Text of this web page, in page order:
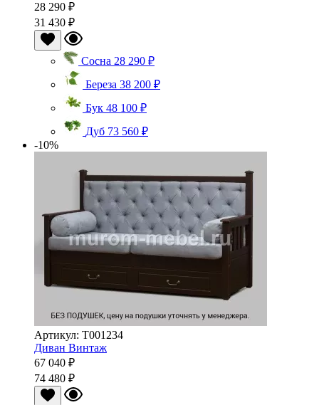
28 290 ₽
31 430 ₽
Сосна 28 290 ₽
Береза 38 200 ₽
Бук 48 100 ₽
Дуб 73 560 ₽
-10%
Артикул: Т001234
Диван Винтаж
67 040 ₽
74 480 ₽